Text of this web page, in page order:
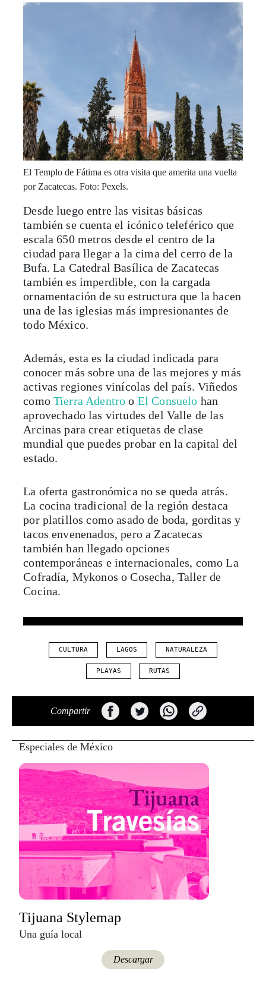
El Templo de Fátima es otra visita que amerita una vuelta
por Zacatecas. Foto: Pexels.
también se cuenta el icónico teleférico que
escala 650 metros desde el centro de la
ciudad para llegar a la cima del cerro de la
Bufa. La Catedral Basílica de Zacatecas
también es imperdible, con la cargada
ornamentación de su estructura que la hacen
una de las iglesias más impresionantes de
todo México.
conocer más sobre una de las mejores y más
activas regiones vinícolas del país. Viñedos
comoTierra AdentrooEl Consuelo han
aprovechado las virtudes del Valle de las
Arcinas para crear etiquetas de clase
mundial que puedes probar en la capital del
estado.
La cocina tradicional de la región destaca
por platillos como asado de boda, gorditas y
tacos envenenados, pero a Zacatecas
también han llegado opciones
contemporáneas e internacionales, como La
Cofradía, Mykonos o Cosecha, Taller de
Cocina.
Una guía local
Descargar